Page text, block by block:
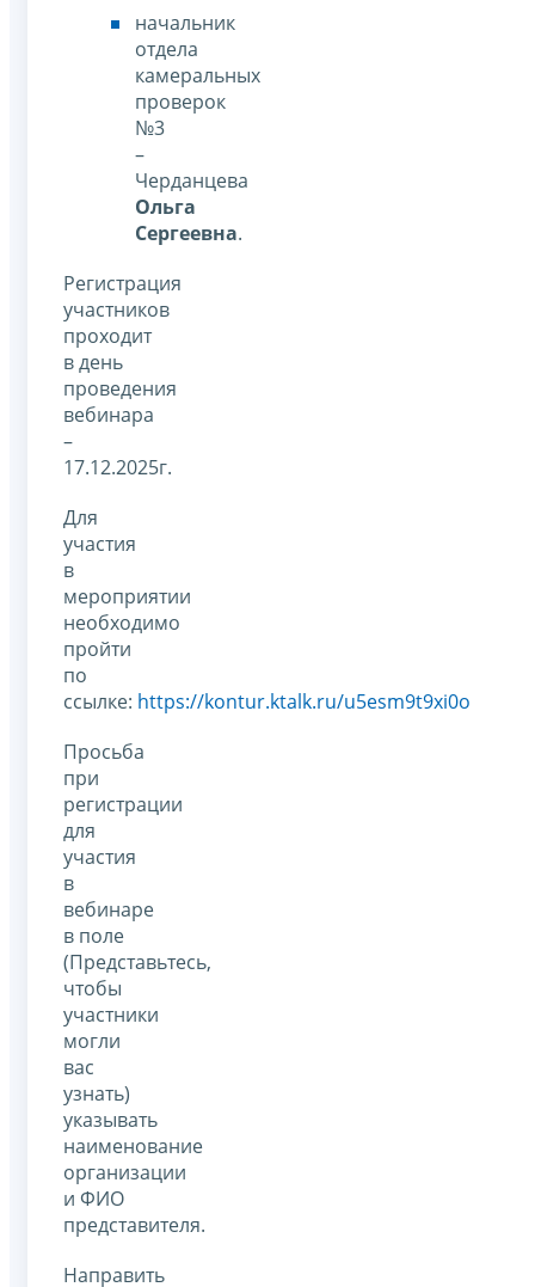
начальник
отдела
камеральных
проверок
№3
–
Черданцева
Ольга
Сергеевна.
Регистрация
участников
проходит
в день
проведения
вебинара
–
17.12.2025г.
Для
участия
в
мероприятии
необходимо
пройти
по
ссылке: https://kontur.ktalk.ru/u5esm9t9xi0o
Просьба
при
регистрации
для
участия
в
вебинаре
в поле
(Представьтесь,
чтобы
участники
могли
вас
узнать)
указывать
наименование
организации
и ФИО
представителя.
Направить